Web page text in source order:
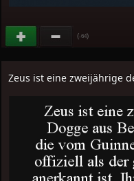
(-64)
Zeus ist eine zweijährige